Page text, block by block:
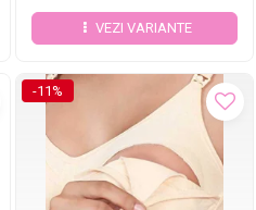
VEZI VARIANTE
-11%